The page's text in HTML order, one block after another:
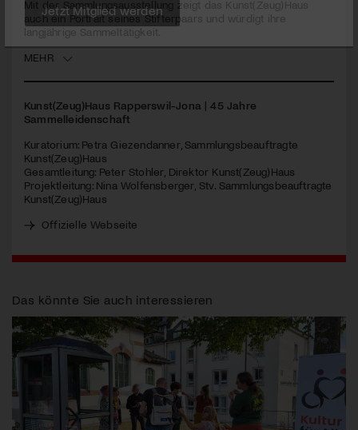
Mit der Sammlungsausstellung zeigt das Kunst(Zeug)Haus
auch ein Portrait seines Stifterpaars und würdigt ihre
langjährige Sammeltätigkeit.
MEHR
Kunst(Zeug)Haus Rapperswil-Jona | 45 Jahre
Sammelleidenschaft
Kuratorium: Petra Giezendanner, Sammlungsbeauftragte
Kunst(Zeug)Haus
Gesamtleitung: Peter Stohler, Direktor Kunst(Zeug)Haus
Projektleitung: Nina Wolfensberger, Stv. Sammlungsbeauftragte
Kunst(Zeug)Haus
Offizielle Webseite
Das könnte Sie auch interessieren
Jetzt Mitglied werden